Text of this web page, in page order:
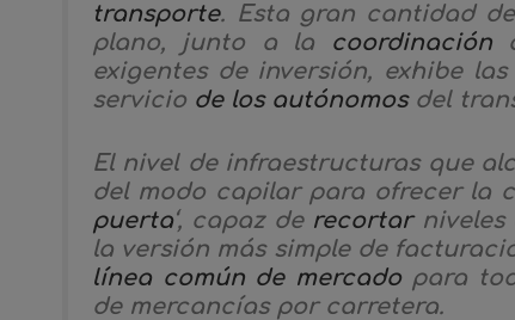
transporte. Esta gran cantidad
plano, junto a la
coordinación
exigentes de inversión, exhibe
servicio de los autónomosdel
El nivel de infraestructuras que
del modo capilar para ofrecer la
puerta‘, capaz de recortarniveles
la versión más simple de
línea común de mercadopara
de mercancías por carretera.